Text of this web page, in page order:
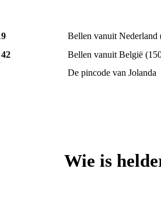
Bellen vanuit Nederland
Bellen vanuit België
De pincode van Jolanda
Wie is